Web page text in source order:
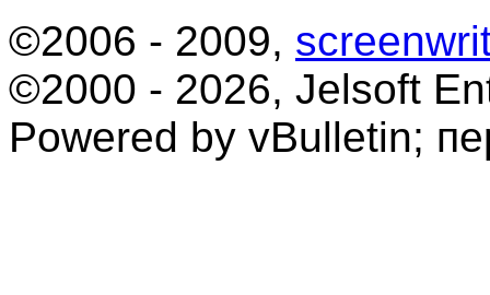
©2006 - 2009,
©2000 - 2026, Jelsoft
Powered by vBulletin;